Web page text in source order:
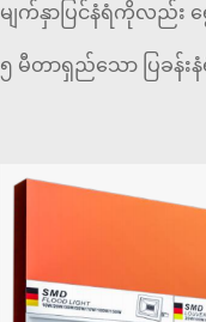
မျက်နှာပြင်နံရံကိုလည်း
၅ မီတာရှည်သော ပြခန်းနံ